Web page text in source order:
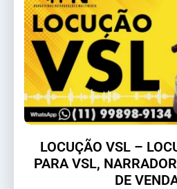
LOCUÇÃO VSL –
PARA VSL,
DE